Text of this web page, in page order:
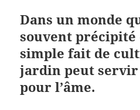
Dans un monde
souvent précipité
simple fait de
jardin peut servir
pour l’âme.